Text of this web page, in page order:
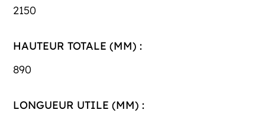
2150
HAUTEUR TOTALE (MM) :
890
LONGUEUR UTILE (MM) :